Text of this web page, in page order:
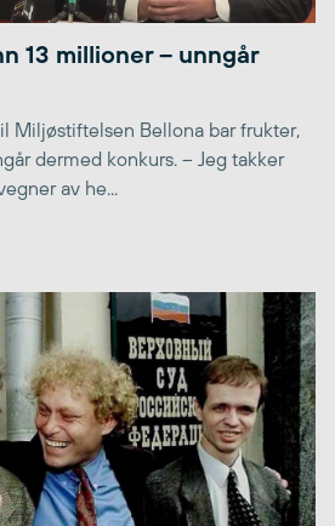
13 millioner – unngår
Miljøstiftelsen Bellona bar frukter,
dermed konkurs. – Jeg takker
av he...